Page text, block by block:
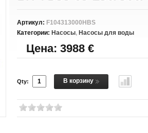
Артикул: F104313000HBS
Категории: Насосы, Насосы для воды
Цена: 3988 €
Qty: В корзину